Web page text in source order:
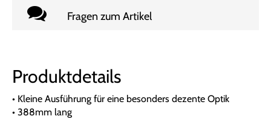
Fragen zum Artikel
Produktdetails
• Kleine Ausführung für eine besonders dezente Optik
• 388mm lang